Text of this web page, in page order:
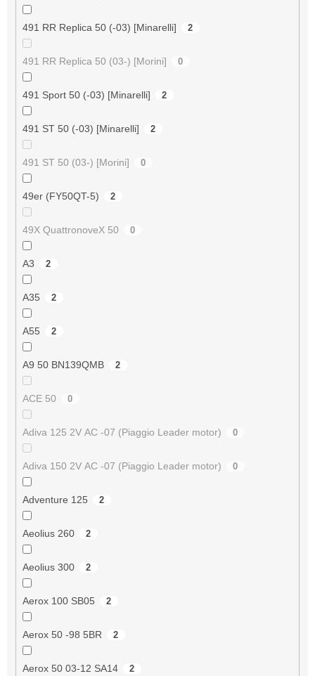
491 RR Replica 50 (-03) [Minarelli] 2
491 RR Replica 50 (03-) [Morini] 0
491 Sport 50 (-03) [Minarelli] 2
491 ST 50 (-03) [Minarelli] 2
491 ST 50 (03-) [Morini] 0
49er (FY50QT-5) 2
49X QuattronoveX 50 0
A3 2
A35 2
A55 2
A9 50 BN139QMB 2
ACE 50 0
Adiva 125 2V AC -07 (Piaggio Leader motor) 0
Adiva 150 2V AC -07 (Piaggio Leader motor) 0
Adventure 125 2
Aeolius 260 2
Aeolius 300 2
Aerox 100 SB05 2
Aerox 50 -98 5BR 2
Aerox 50 03-12 SA14 2